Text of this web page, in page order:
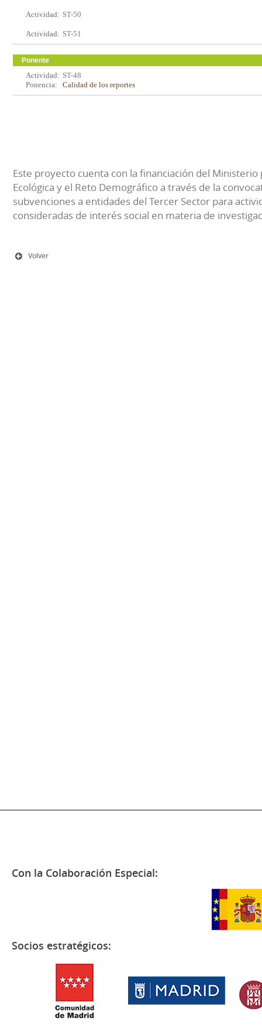
Actividad: ST-50
Actividad: ST-51
Ponente
Actividad: ST-48
Ponencia:
Calidad de los reportes
Este proyecto cuenta con la financiación del Ministerio
Ecológica y el Reto Demográfico a través de la
subvenciones a entidades del Tercer Sector para
consideradas de interés social en materia de
Volver
Con la Colaboración Especial:
Socios estratégicos: